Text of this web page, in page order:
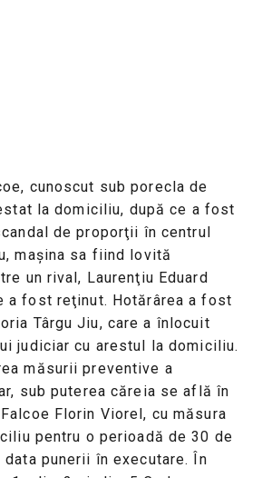
cunoscut sub porecla de
la domiciliu, după ce a fost
de proporţii în centrul
maşina sa fiind lovită
un rival, Laurenţiu Eduard
a fost reţinut. Hotărârea a fost
Târgu Jiu, care a înlocuit
judiciar cu arestul la domiciliu.
măsurii preventive a
sub puterea căreia se află în
Florin Viorel, cu măsura
pentru o perioadă de 30 de
punerii în executare. În